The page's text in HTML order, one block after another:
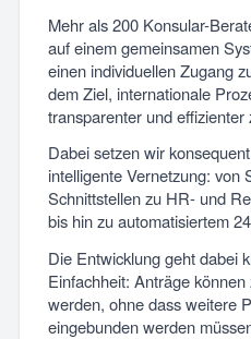
Mehr als 200 Konsular-
auf einem gemeinsamen
einen individuellen Zugang
dem Ziel, internationale
transparenter und effizienter
Dabei setzen wir
intelligente Vernetzung: von
Schnittstellen zu HR- und
bis hin zu automatisiertem
Die Entwicklung geht dabei
Einfachheit: Anträge
werden, ohne dass weitere
eingebunden werden